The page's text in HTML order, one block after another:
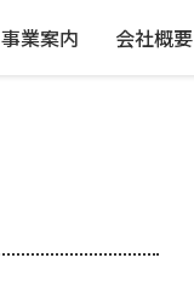
事業案内 会社概要